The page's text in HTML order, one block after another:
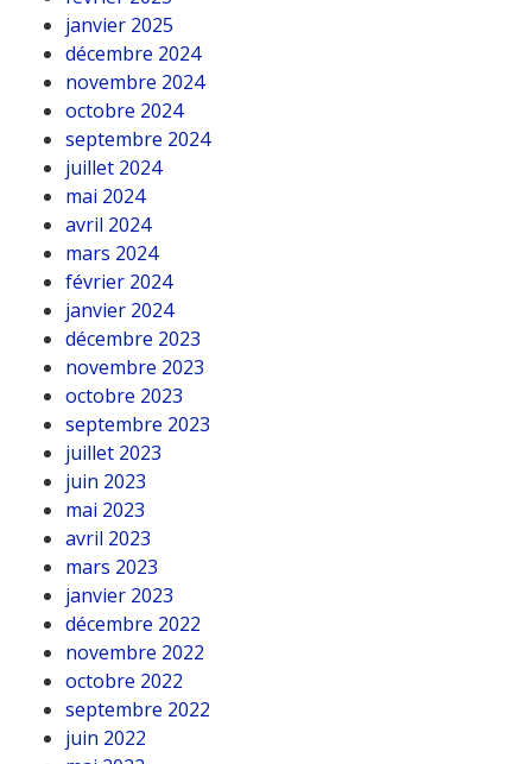
janvier 2025
décembre 2024
novembre 2024
octobre 2024
septembre 2024
juillet 2024
mai 2024
avril 2024
mars 2024
février 2024
janvier 2024
décembre 2023
novembre 2023
octobre 2023
septembre 2023
juillet 2023
juin 2023
mai 2023
avril 2023
mars 2023
janvier 2023
décembre 2022
novembre 2022
octobre 2022
septembre 2022
juin 2022